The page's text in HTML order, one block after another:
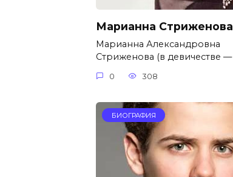
Марианна Стриженова
Марианна Александровна
Стриженова (в девичестве —
0 308
БИОГРАФИЯ